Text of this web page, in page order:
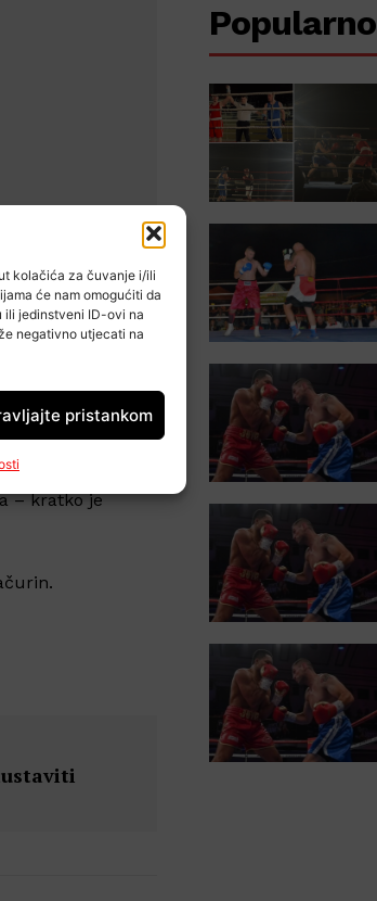
kolačića za čuvanje i/ili
će nam omogućiti da
ili jedinstveni ID-ovi na
negativno utjecati na
pristankom
Kalanj. Uz
profesionalnog
o svome
– kratko je
Popularno